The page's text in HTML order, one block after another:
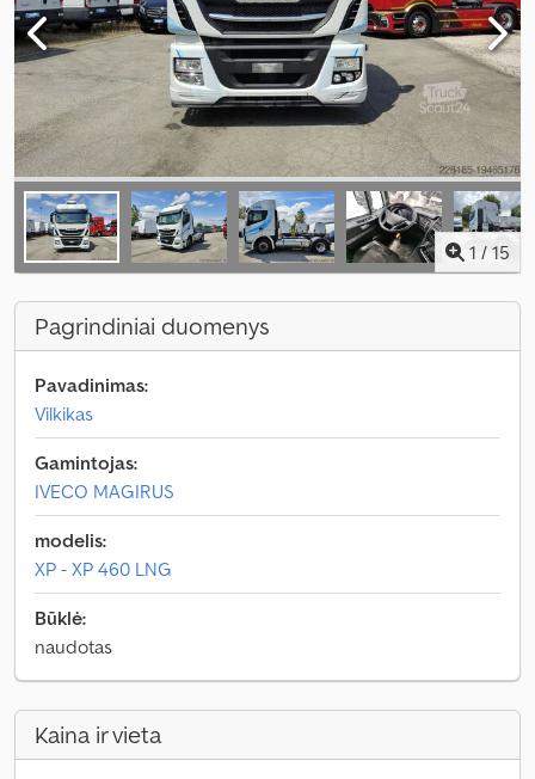
1 / 15
Pagrindiniai duomenys
Pavadinimas:
Vilkikas
Gamintojas:
IVECO MAGIRUS
modelis:
XP - XP 460 LNG
Būklė:
naudotas
Kaina ir vieta